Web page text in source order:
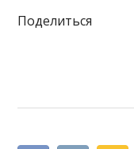
Поделиться